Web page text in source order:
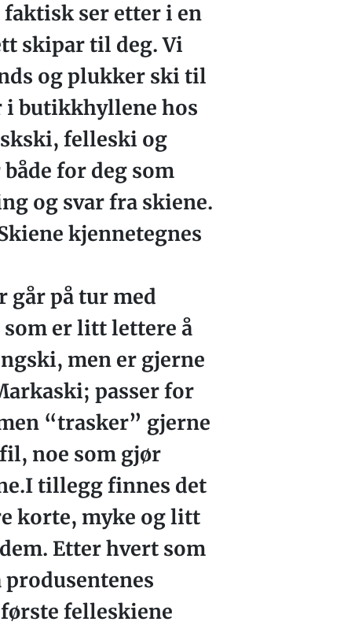
ser etter i en
skipar til deg. Vi
og plukker ski til
i butikkhyllene hos
felleski og
for deg som
og svar fra skiene.
kjennetegnes
går på tur med
er litt lettere å
men er gjerne
passer for
“trasker” gjerne
noe som gjør
tillegg finnes det
korte, myke og litt
Etter hvert som
felleskiene